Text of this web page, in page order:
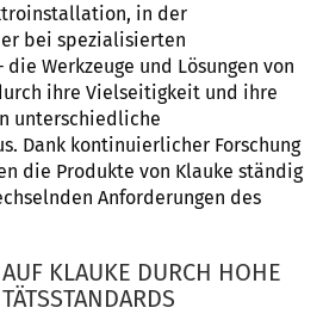
in der
bei spezialisierten
Werkzeuge und Lösungen von
ihre Vielseitigkeit und ihre
unterschiedliche
Dank kontinuierlicher Forschung
die Produkte von Klauke ständig
Anforderungen des
KLAUKE DURCH HOHE